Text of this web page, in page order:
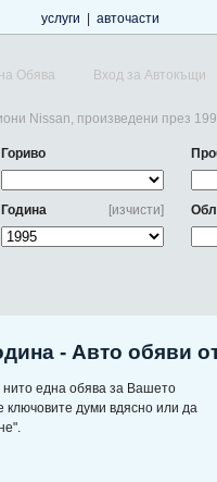
услуги
авточасти
Обява Вход за Автокъщи
Nissan, произведени през
Гориво
[изчисти]
Година
- Авто обяви
една обява за Вашето
думи вдясно или да